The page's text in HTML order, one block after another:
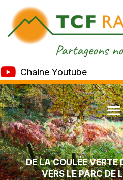
Chaine Youtube
DE LA COULÉE VERTE
VERS LE PARC DE